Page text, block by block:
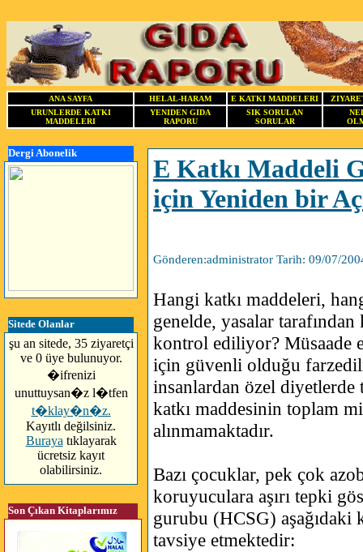
ANA SAYFA HELAL-HARAM E KATKI MADDELERI
URUNLERDE KATKI
MADDELERI
YENIDEN GIDA
RAPORU
SIK SORULAN
SORULAR
Dergi Abonelik
Sitede Olanlar
şu an sitede, 35 ziyaretçi
ve 0 üye bulunuyor.
�ifrenizi
unuttuysan�z l�tfen
t�klay�n�z.
Kayıtlı değilsiniz.
Buraya tıklayarak
ücretsiz kayıt
olabilirsiniz.
Son Çıkan Kitaplarımız
E Katkı Maddeli
için Yeniden bir
Gönderen:administrator Tarih: 09/07/
Hangi katkı maddeleri,
genelde, yasalar
kontrol ediliyor? Müsaade
için güvenli olduğu
insanlardan özel
katkı maddesinin toplam
alınmamaktadır.
Bazı çocuklar, pek çok
koruyuculara aşırı tepki
gurubu (HCSG) aşağıdaki
tavsiye etmektedir: